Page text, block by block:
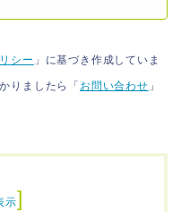
シー 」に基づき作成していま
りましたら「 お問い合わせ 」
示]